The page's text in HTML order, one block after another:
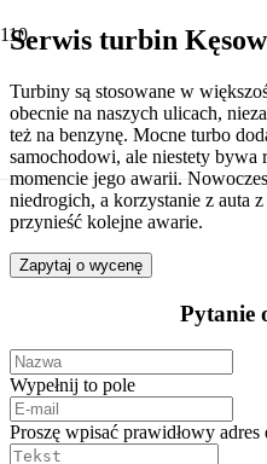
Serwis turbin
Turbiny są stosowane w
obecnie na naszych ulicach,
też na benzynę. Mocne turbo
samochodowi, ale niestety
momencie jego awarii.
niedrogich, a korzystanie z auta
przynieść kolejne awarie.
Zapytaj o wycenę
Pytanie
Wypełnij to pole
Proszę wpisać prawidłowy adres